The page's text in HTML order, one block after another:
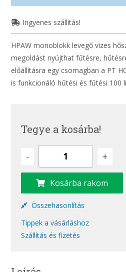
Ingyenes szállítás!
HPAW monoblokk levegő vizes
megoldást nyújthat fűtésre,
előállításra egy csomagban a PT
is funkcionáló hűtési és fűtési 100
Tegye a kosárba!
- +
Kosárba rakom
Összehasonlítás
Tippek a vásárláshoz
Szállítás és fizetés